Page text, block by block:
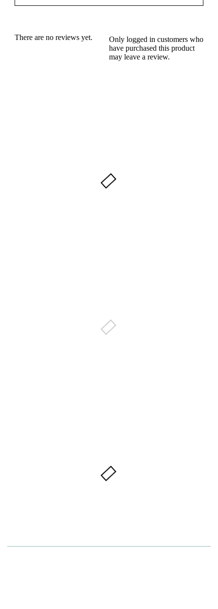
There are no reviews yet.
Only logged in customers who
have purchased this product
may leave a review.